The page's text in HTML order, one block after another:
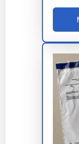
longo do tempo.
Característica
Segurança
Durabilidade
Resistência à